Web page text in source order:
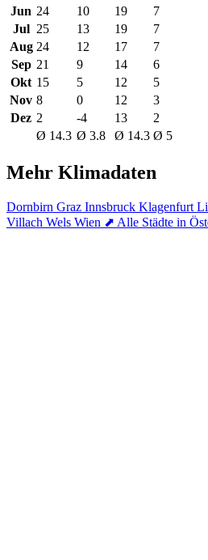
Jun 24 10 19
7
Jul 25 13 19
7
Aug 24 12 17
7
Sep 21 9 14
6
Okt 15 5 12
5
Nov 8 0 12
3
Dez 2 -4 13
2
Ø 14.3 Ø 3.8 Ø 14.3 Ø 5
Mehr Klimadaten
Dornbirn Graz Innsbruck Klagenfurt
Villach Wels Wien ⬈ Alle Städte in